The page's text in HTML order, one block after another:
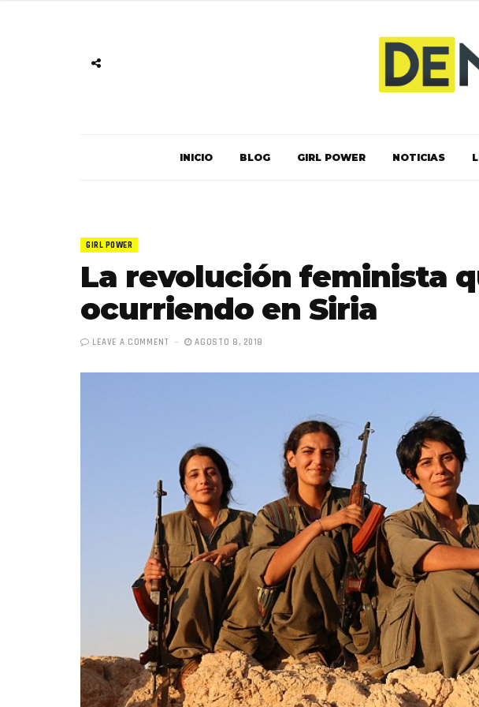
INICIO BLOG GIRL POWER NOTICIAS
GIRL POWER
La revolución feminista
ocurriendo en Siria
LEAVE A COMMENT AGOSTO 8, 2018
«Bonitas», el nuevo
sencillo de Hendrix y